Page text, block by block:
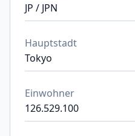
JP / JPN
Hauptstadt
Tokyo
Einwohner
126.529.100